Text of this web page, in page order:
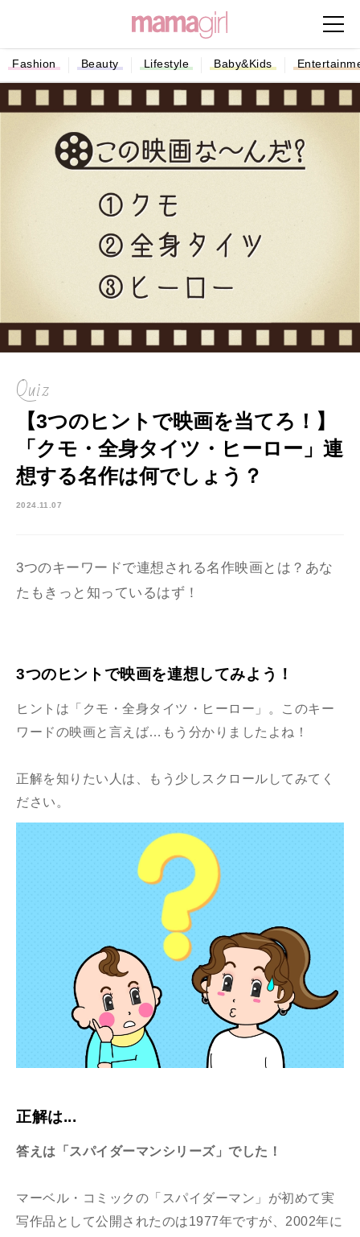
Fashion Beauty Lifestyle Baby&Kids
Quiz
【3つのヒントで映画を当てろ！】
「クモ・全身タイツ・ヒーロー」連
想する名作は何でしょう？
2024.11.07
3つのキーワードで連想される名作映画とは？あな
たもきっと知っているはず！
3つのヒントで映画を連想してみよう！
ヒントは「クモ・全身タイツ・ヒーロー」。このキー
ワードの映画と言えば…もう分かりましたよね！
正解を知りたい人は、もう少しスクロールしてみてく
ださい。
正解は...
答えは「 スパイダーマンシリーズ」 でした！
マーベル・コミックの「スパイダーマン」が初めて実
写作品として公開されたのは1977年ですが、2002年に